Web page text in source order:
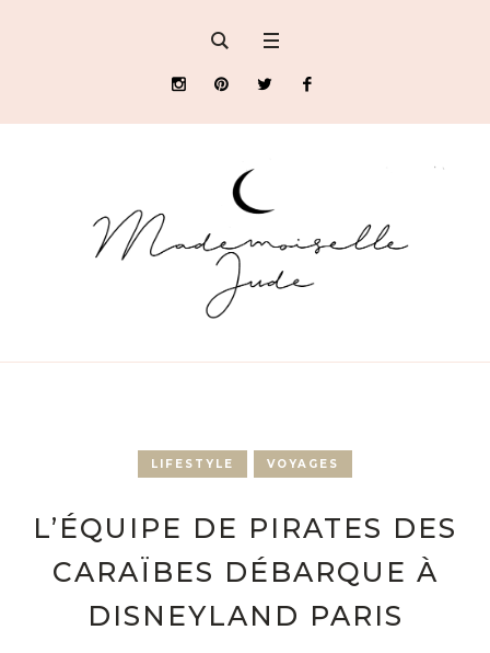
LIFESTYLE VOYAGES
L’ÉQUIPE DE PIRATES DES
CARAÏBES DÉBARQUE À
DISNEYLAND PARIS